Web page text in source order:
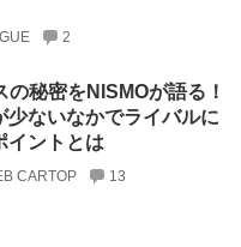
2
の秘密をNISMOが語る！
ないなかでライバルに
イントとは
CARTOP 13